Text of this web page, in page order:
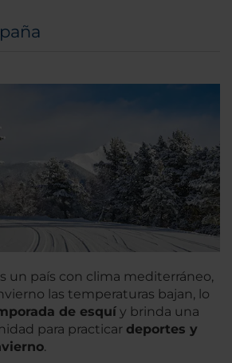
un país con clima mediterráneo,
las temperaturas bajan, lo
de esquí y brinda una
para practicar deportes y
.